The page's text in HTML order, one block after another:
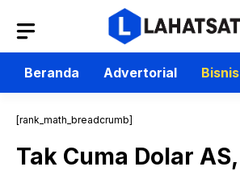
isi
Beranda
Advertorial Bisnis
[rank_math_breadcrumb]
Tak Cuma Dolar AS,